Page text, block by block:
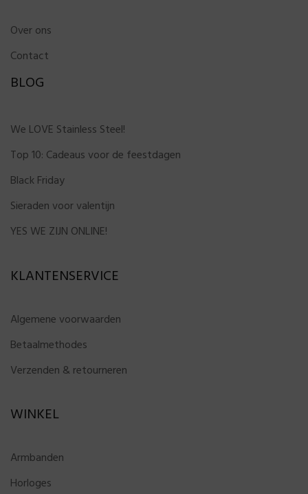
Over ons
Contact
BLOG
We LOVE Stainless Steel!
Top 10: Cadeaus voor de feestdagen
Black Friday
Sieraden voor valentijn
YES WE ZIJN ONLINE!
KLANTENSERVICE
Algemene voorwaarden
Betaalmethodes
Verzenden & retourneren
WINKEL
Armbanden
Horloges